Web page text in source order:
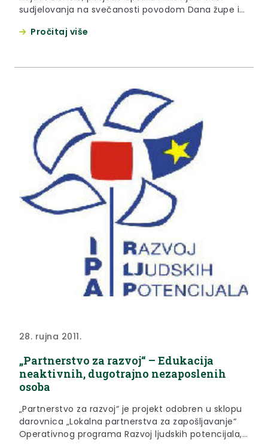
sudjelovanja na svečanosti povodom Dana župe i
Ljudevita Gaja u Mihovljanu, a gdje se provode
Pročitaj više
28. rujna 2011.
„Partnerstvo za razvoj“ – Edukacija
neaktivnih, dugotrajno nezaposlenih
osoba
„Partnerstvo za razvoj“ je projekt odobren u sklopu
darovnica „Lokalna partnerstva za zapošljavanje“
Operativnog programa Razvoj ljudskih potencijala,